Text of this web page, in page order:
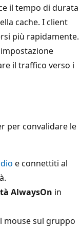
il tempo di durata
cache. I client
più rapidamente.
il traffico verso i
per convalidare le
e connettiti al
AlwaysOn in
mouse sul gruppo